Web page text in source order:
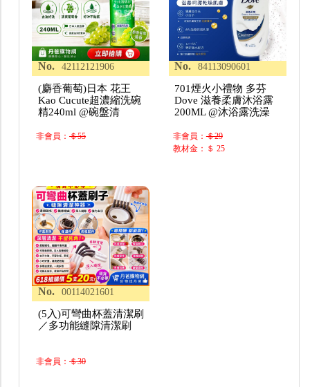
No. 42112121906
(麝香葡萄)日本 花王
Kao Cucute超濃縮洗碗
精240ml @碗盤清
非會員：＄55
No. 84113090601
701煙火小禮物 多芬
Dove 滋養柔膚沐浴露
200ML @沐浴露洗澡
非會員：＄29
教材金：＄ 25
No. 00114021601
(5入)可彎曲杯蓋清潔刷
／多功能縫隙清潔刷
非會員：＄30